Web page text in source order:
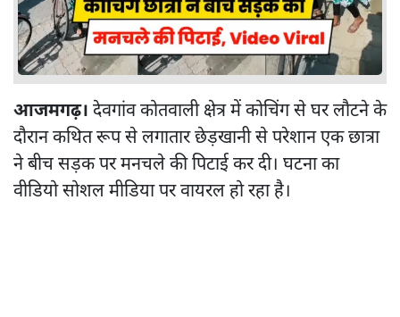
आजमगढ़। देवगांव कोतवाली क्षेत्र में कोचिंग से घर लौटने के
दौरान कथित रूप से लगातार छेड़खानी से परेशान एक छात्रा
ने बीच सड़क पर मनचले की पिटाई कर दी। घटना का
वीडियो सोशल मीडिया पर वायरल हो रहा है।